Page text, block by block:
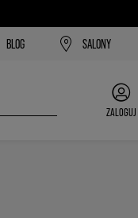
BLOG SALONY
ZALOGUJ